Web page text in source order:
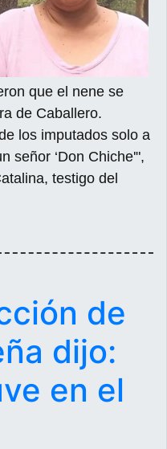
que el nene se
de Caballero.
los imputados solo a
señor ‘Don Chiche'",
testigo del
de
dijo:
en el